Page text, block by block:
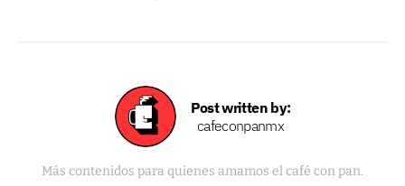
Post written by:
cafeconpanmx
Más contenidos para quienes amamos el café con pan.